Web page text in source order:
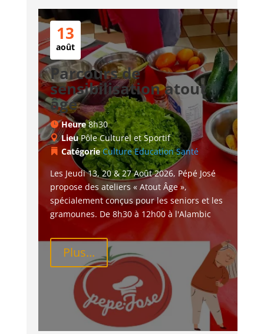
13
août
Parcours de
sensibilisation atout
âge
Heure8h30
LieuPôle Culturel et Sportif
CatégorieCulture Education Santé
Les Jeudi 13, 20 & 27 Août 2026, Pépé José
propose des ateliers « Atout Âge »,
spécialement conçus pour les seniors et les
gramounes. De 8h30 à 12h00 à l'Alambic
Plus...